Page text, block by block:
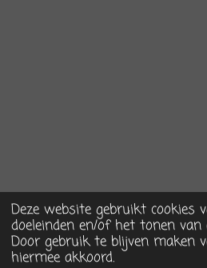
Deze website gebruikt cookies
doeleinden en/of het tonen van
Door gebruik te blijven maken
hiermee akkoord.